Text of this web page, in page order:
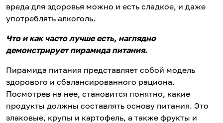
вреда для здоровья можно и есть сладкое, и даже
употреблять алкоголь.
Что и как часто лучше есть, наглядно
демонстрирует пирамида питания.
Пирамида питания представляет собой модель
здорового и сбалансированного рациона.
Посмотрев на нее, становится понятно, какие
продукты должны составлять основу питания. Это
злаковые, крупы и картофель, а также фрукты и